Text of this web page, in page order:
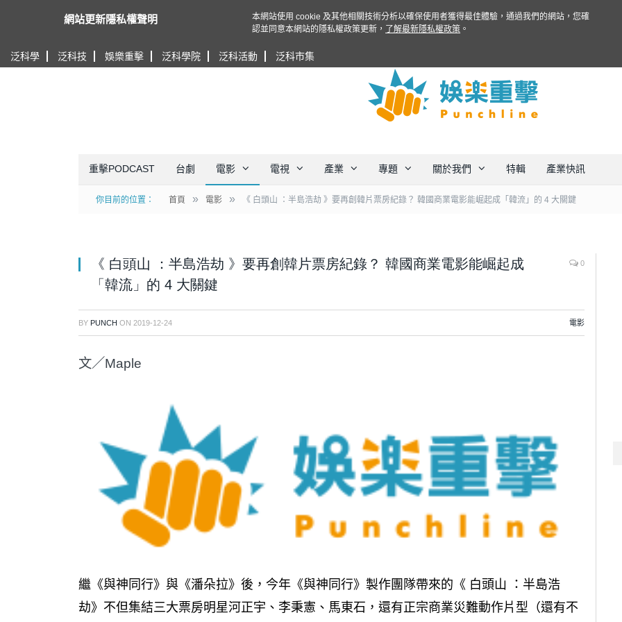
泛科學 泛科技 娛樂重擊 泛科學院 泛科活動 泛科市集
重擊PODCAST 台劇 電影 電視 產業 專題 關於我們 特輯 產業快訊
你目前的位置： 首頁 » 電影 » 《 白頭山 ：半島浩劫 》要再創韓片票房紀錄？ 韓國商業電影能崛起成「韓流」的 4 大關鍵
《 白頭山 ：半島浩劫 》要再創韓片票房紀錄？ 韓國商業電影能崛起成
「韓流」的 4 大關鍵
0
BY PUNCH ON 2019-12-24 電影
文／Maple
繼《與神同行》與《潘朵拉》後，今年《與神同行》製作團隊帶來的《 白頭山 ：半島浩
劫》不但集結三大票房明星河正宇、李秉憲、馬東石，還有正宗商業災難動作片型（還有不
網站更新隱私權聲明
本網站使用 cookie 及其他相關技術分析以確保使用者獲得最佳體驗，通過我們的網站，您確
認並同意本網站的隱私權政策更新，
了解最新隱私權政策 。